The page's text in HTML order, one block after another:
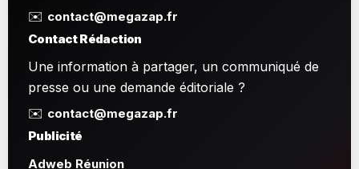
✉️ contact@megazap.fr
Contact Rédaction
Une information à partager, un communiqué de
presse ou une demande éditoriale ?
✉️ contact@megazap.fr
Publicité
Adweb Réunion